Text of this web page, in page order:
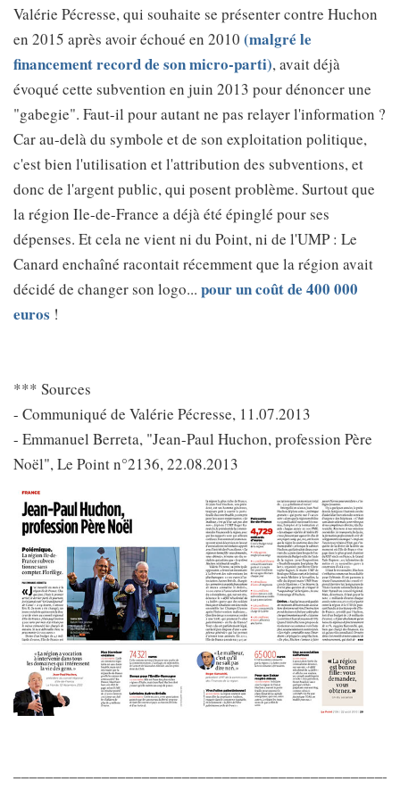
Valérie Pécresse, qui souhaite se présenter contre Huchon
en 2015 après avoir échoué en 2010 (malgré le
financement record de son micro-parti), avait déjà
évoqué cette subvention en juin 2013 pour dénoncer une
"gabegie". Faut-il pour autant ne pas relayer l'information ?
Car au-delà du symbole et de son exploitation politique,
c'est bien l'utilisation et l'attribution des subventions, et
donc de l'argent public, qui posent problème. Surtout que
la région Ile-de-France a déjà été épinglé pour ses
dépenses. Et cela ne vient ni du Point, ni de l'UMP : Le
Canard enchaîné racontait récemment que la région avait
décidé de changer son logo... pour un coût de 400 000
euros !
*** Sources
- Communiqué de Valérie Pécresse, 11.07.2013
- Emmanuel Berreta, "Jean-Paul Huchon, profession Père
Noël", Le Point n°2136, 22.08.2013